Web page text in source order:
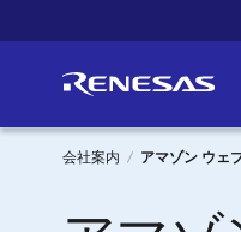
イ
ン
パ
会社案内 アマゾン ウェ